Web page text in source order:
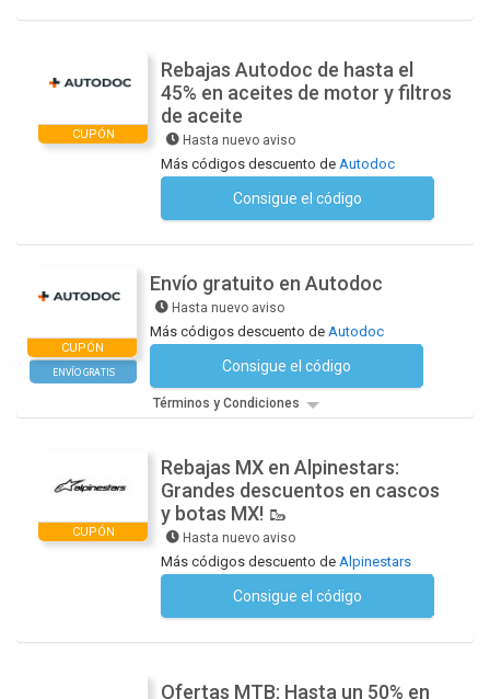
CUPÓN
Rebajas Autodoc de hasta el
45% en aceites de motor y filtros
de aceite
Hasta nuevo aviso
Más códigos descuento de Autodoc
Consigue el código
CUPÓN
ENVÍO GRATIS
Envío gratuito en Autodoc
Hasta nuevo aviso
Más códigos descuento de Autodoc
Consigue el código
Términos y Condiciones
CUPÓN
Rebajas MX en Alpinestars:
Grandes descuentos en cascos
y botas MX! 🥾
Hasta nuevo aviso
Más códigos descuento de Alpinestars
Consigue el código
Ofertas MTB: Hasta un 50% en